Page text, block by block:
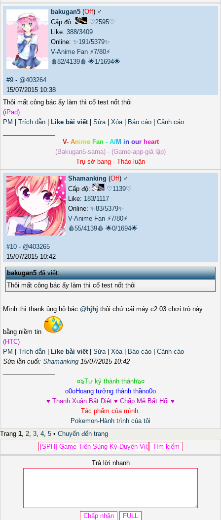
bakugan5(Off) ♂️
Cấp độ:
♡2595♡
Like: 388/3409
Online: ✨191/5379✨
V-Anime Fan ⚡7/80⚡
🩸82/4139🩸 🌟1/1694🌟
#9 - @403264
15/07/2015 10:38
Thôi mất công bác ấy làm thì cố test nốt thôi
(iPad)
PM
Trích dẫn Like bài viết| Sửa| Xóa| Báo cáo
Cảnh cáo
V- Anime Fan - A/M in our heart
(Bakugan5-sama) - (Game-app-giả lập)
Trụ sở bang - Thảo luận
Shamanking (Off) ♂️
Cấp độ:
♡1139♡
Like: 183/1117
Online: ✨83/5379✨
V-Anime Fan ⚡7/80⚡
🩸55/4139🩸 🌟0/1694🌟
#10 - @403265
15/07/2015 10:42
bakugan5đã viết:
Thôi mất công bác ấy làm thì cố test nốt thôi
Mình thì thank ủng hộ bác @ hjhj thôi chứ cái máy c2 03 chơi trò này
bằng niềm tin
(HTC)
PM
Trích dẫn Like bài viết| Sửa| Xóa| Báo cáo
Cảnh cáo
Sửa lần cuối: Shamanking 15/07/2015 10:42
¤๖Tự kỷ thành thánh๖¤
o0oHoang tưởng thành thầno0o
♥ Thanh Xuân Bất Diệt ♥ Chấp Mê Bất Hối ♥
Tác phẩm của mình:
Pokemon-Hành trình của tôi
Trang 1, 2, 3, 4, 5 • Chuyển đến trang
Trả lời nhanh